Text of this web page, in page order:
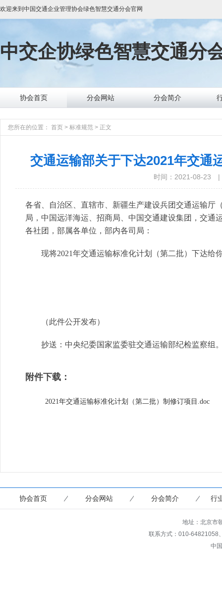
欢迎来到 中国交通企业管理协会绿色智慧交通分会官网
中交企协绿色智慧交通分
协会首页 分会网站 分会简介
您所在的位置： 首页 > 标准规范 > 正文
交通运输部关于下达2021年交通
时间：2021-08-23 |
各省、自治区、直辖市、新疆生产建设兵团交通运输厅
局，中国远洋海运、招商局、中国交通建设集团，交通
各社团，部属各单位，部内各司局：
现将2021年交通运输标准化计划（第二批）下达给
（此件公开发布）
抄送：中央纪委国家监委驻交通运输部纪检监察组
附件下载：
2021年交通运输标准化计划（第二批）制修订项目.doc
协会首页 分会网站 分会简介 行
地址：北京市
联系方式：010-
中